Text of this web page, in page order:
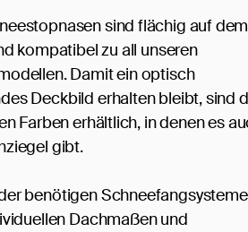
sind flächig auf
kompatibel zu all unseren
Damit ein optisch
Deckbild erhalten bleibt, sind
Farben erhältlich, in denen es
gibt.
benötigen
Dachmaßen und